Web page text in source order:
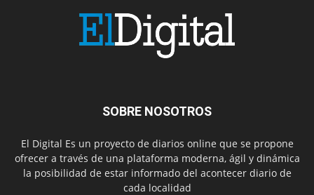
SOBRE NOSOTROS
El Digital Es un proyecto de diarios online que se propone
ofrecer a través de una plataforma moderna, ágil y dinámica
la posibilidad de estar informado del acontecer diario de
cada localidad